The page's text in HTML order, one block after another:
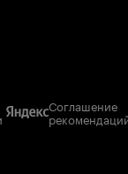
Соглашение